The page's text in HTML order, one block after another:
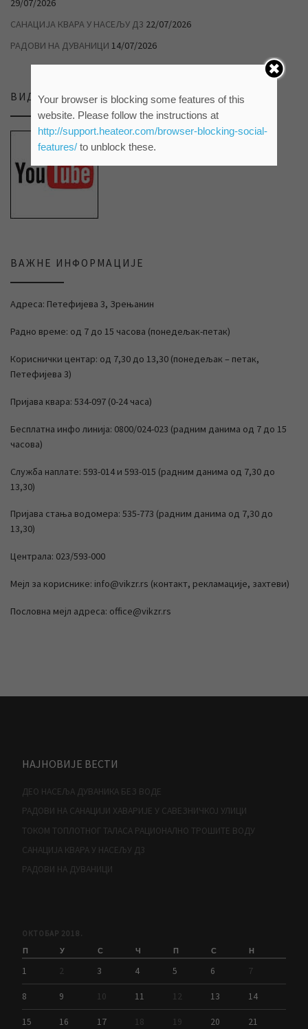
29/07/2026
САНАЦИЈА КВАРА У НАСЕЉУ Д3 22/07/2026
РАДОВИ НА ДУВАНИЦИ 14/07/2026
ВИДЕО ПРИЛОЗИ НА НАШЕМ ЈУТЈУБ КАНАЛУ
ВАЖНЕ ИНФОРМАЦИЈЕ
Адреса: Петефијева 3, Зрењанин
Радно време: од 7 до 15 часова (понедељак-петак)
Кориснички центар: од 7,30 до 13,30 (понедељак – петак,
Петефијева 3)
Пријава квара: 534-097 (0-24 часа)
Бесплатна инфо линија: 0800/024-023 (радним данима од 7 до 15
часова)
Служба наплате: 593-014 и 593-015 (радним данима од 7,30 до
13,30)
Пријава стања водомера: 535-773 (радним данима од 7,30 до
13,30)
Централа: 023/593-000
Мејл за кориснике: info@vikzr.rs (контакт, рекламације, захтеви)
Пословна мејл адреса: office@vikzr.rs
НАЈНОВИЈЕ ВЕСТИ
ДЕО НАСЕЉА ДУВАНИКА БЕЗ ВОДЕ
РАДОВИ НА САНАЦИЈИ ХАВАРИЈЕ У САВЕЗНИЧКОЈ УЛИЦИ
ТОКОМ ТОПЛОТНОГ ТАЛАСА РАЦИОНАЛНО ТРОШИТЕ ВОДУ
САНАЦИЈА КВАРА У НАСЕЉУ Д3
РАДОВИ НА ДУВАНИЦИ
ОКТОБАР 2018.
П У С Ч П С Н
1 2 3 4 5 6 7
8 9 10 11 12 13 14
15 16 17 18 19 20 21
Your browser is blocking some features of this
website. Please follow the instructions at
http://support.heateor.com/browser-blocking-social-
features/to unblock these.